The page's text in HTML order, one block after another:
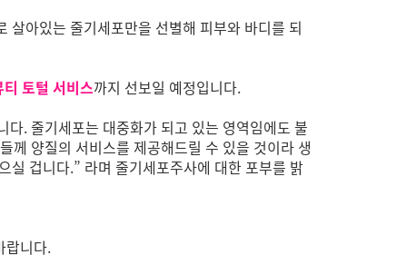
아있는 줄기세포만을 선별해 피부와 바디를 되
토털 서비스까지 선보일 예정입니다.
. 줄기세포는 대중화가 되고 있는 영역임에도 불
께 양질의 서비스를 제공해드릴 수 있을 것이라 생
겁니다.” 라며 줄기세포주사에 대한 포부를 밝
랍니다.